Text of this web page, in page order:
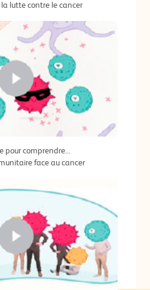
lutte contre le cancer
pour comprendre...
face au cancer